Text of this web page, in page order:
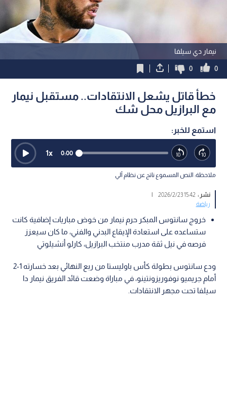
نيمار دي سيلفا
0
0
خطأ قاتل يشعل الانتقادات.. مستقبل نيمار
مع البرازيل محل شك
استمع للخبر:
0:00
1x
ملاحظة: النص المسموع ناتج عن نظام آلي
نشر :15:42 2026/2/23
|
رياضة
خروج سانتوس المبكر حرم نيمار من خوض مباريات إضافية كانت
ستساعده على استعادة الإيقاع البدني والفني، ما كان سيعزز
فرصه في نيل ثقة مدرب منتخب البرازيل، كارلو أنشيلوتي
ودع سانتوس بطولة كأس باوليستا من ربع النهائي بعد خسارته 1-2
أمام جريميو نوفوريزونتينو، في مباراة وضعت قائد الفريق نيمار دا
سيلفا تحت مجهر الانتقادات.